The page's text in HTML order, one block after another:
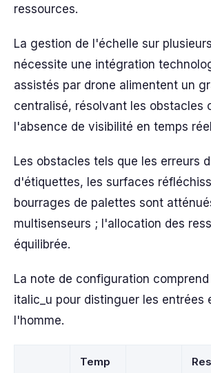
ressources.
La gestion de l'échelle sur
nécessite une intégration
assistés par drone alimentent un
centralisé, résolvant les obstacles
l'absence de visibilité en temps
Les obstacles tels que les erreurs
d'étiquettes, les surfaces
bourrages de palettes sont
multisenseurs ; l'allocation des
équilibrée.
La note de configuration
italic_u pour distinguer les entrées
l'homme.
Temp